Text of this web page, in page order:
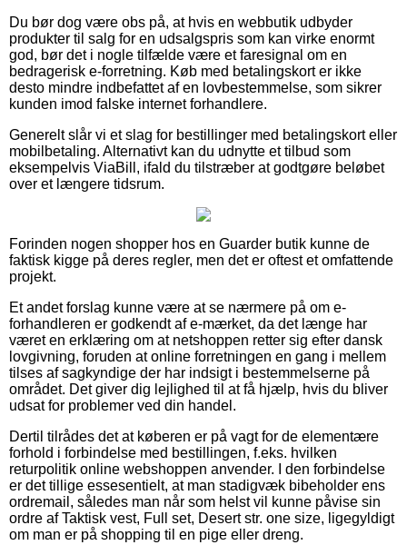
Du bør dog være obs på, at hvis en webbutik udbyder
produkter til salg for en udsalgspris som kan virke enormt
god, bør det i nogle tilfælde være et faresignal om en
bedragerisk e-forretning. Køb med betalingskort er ikke
desto mindre indbefattet af en lovbestemmelse, som sikrer
kunden imod falske internet forhandlere.
Generelt slår vi et slag for bestillinger med betalingskort eller
mobilbetaling. Alternativt kan du udnytte et tilbud som
eksempelvis ViaBill, ifald du tilstræber at godtgøre beløbet
over et længere tidsrum.
Forinden nogen shopper hos en Guarder butik kunne de
faktisk kigge på deres regler, men det er oftest et omfattende
projekt.
Et andet forslag kunne være at se nærmere på om e-
forhandleren er godkendt af e-mærket, da det længe har
været en erklæring om at netshoppen retter sig efter dansk
lovgivning, foruden at online forretningen en gang i mellem
tilses af sagkyndige der har indsigt i bestemmelserne på
området. Det giver dig lejlighed til at få hjælp, hvis du bliver
udsat for problemer ved din handel.
Dertil tilrådes det at køberen er på vagt for de elementære
forhold i forbindelse med bestillingen, f.eks. hvilken
returpolitik online webshoppen anvender. I den forbindelse
er det tillige essesentielt, at man stadigvæk bibeholder ens
ordremail, således man når som helst vil kunne påvise sin
ordre af Taktisk vest, Full set, Desert str. one size, ligegyldigt
om man er på shopping til en pige eller dreng.